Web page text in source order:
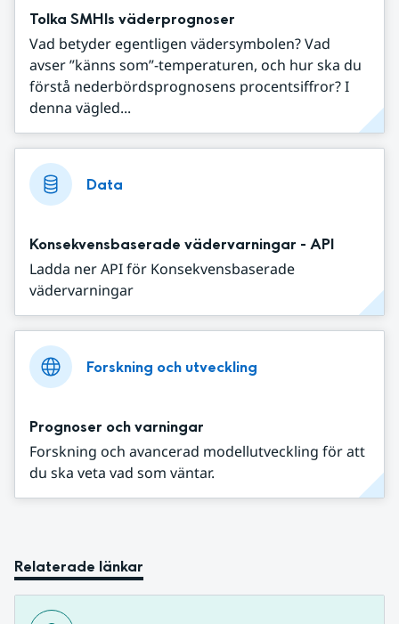
Tolka SMHIs väderprognoser
Vad betyder egentligen vädersymbolen? Vad
avser ”känns som”-temperaturen, och hur ska du
förstå nederbördsprognosens procentsiffror? I
denna vägled...
Data
Konsekvensbaserade vädervarningar - API
Ladda ner API för Konsekvensbaserade
vädervarningar
Forskning och utveckling
Prognoser och varningar
Forskning och avancerad modellutveckling för att
du ska veta vad som väntar.
Relaterade länkar